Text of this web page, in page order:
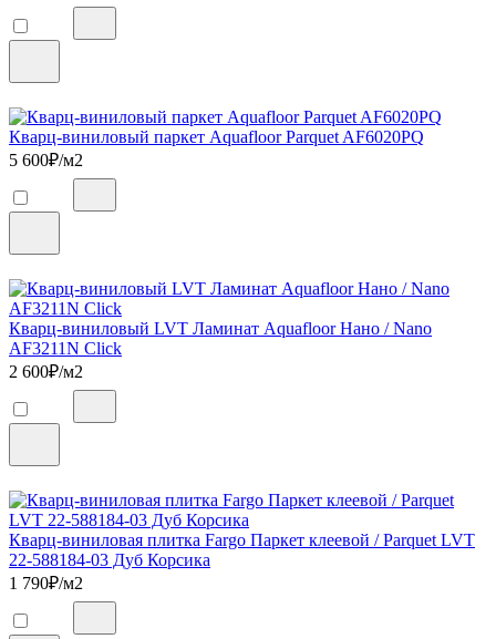
Кварц-виниловый паркет Aquafloor Parquet AF6020PQ
5 600₽/м2
Кварц-виниловый LVT Ламинат Aquafloor Нано / Nano
AF3211N Click
2 600₽/м2
Кварц-виниловая плитка Fargo Паркет клеевой / Parquet LVT
22-588184-03 Дуб Корсика
1 790₽/м2